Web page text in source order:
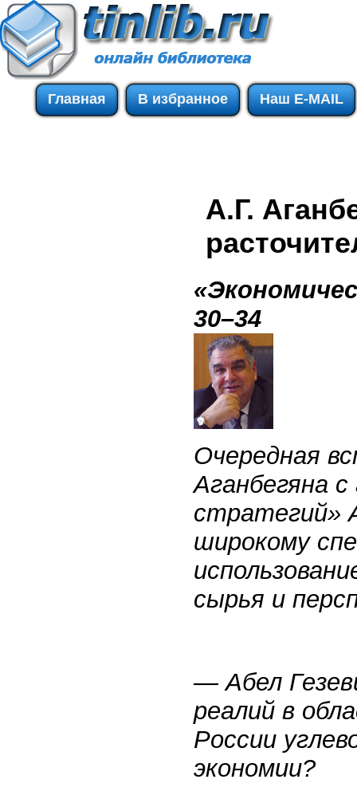
Главная В избранное Наш E-MAIL
А.Г.
30–34
Очередная
Аганбегяна
стратегий»
широкому
сырья и
— Абел
реалий в
России
экономии?